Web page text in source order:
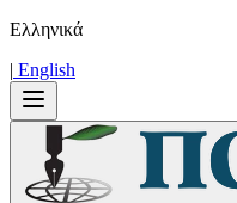
Ελληνικά
| Εnglish